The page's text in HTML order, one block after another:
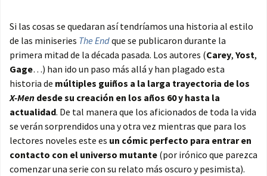
Si las cosas se quedaran así tendríamos una historia al estilo
de las miniseries The Endque se publicaron durante la
primera mitad de la década pasada. Los autores (Carey, Yost,
Gage…) han ido un paso más allá y han plagado esta
historia de múltiples guiños a la larga trayectoria de los
X-Men desde su creación en los años 60 y hasta la
actualidad. De tal manera que los aficionados de toda la vida
se verán sorprendidos una y otra vez mientras que para los
lectores noveles este es un cómic perfecto para entrar en
contacto con el universo mutante (por irónico que parezca
comenzar una serie con su relato más oscuro y pesimista).